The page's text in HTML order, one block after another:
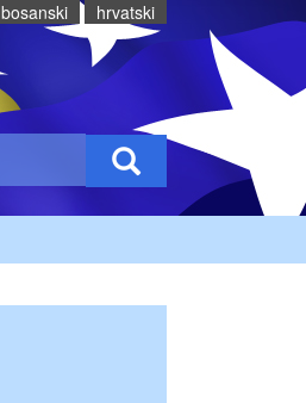
bosanski hrvatski